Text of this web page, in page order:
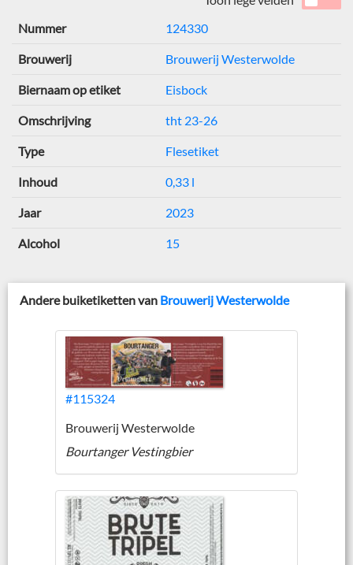
Nummer
124330
Brouwerij Brouwerij Westerwolde
Biernaam op etiket Eisbock
Omschrijving tht 23-26
Type Flesetiket
Inhoud 0,33 l
Jaar 2023
Alcohol 15
Andere buiketiketten van Brouwerij Westerwolde
#115324
Brouwerij Westerwolde
Bourtanger Vestingbier